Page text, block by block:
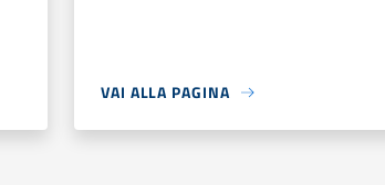
VAI ALLA PAGINA